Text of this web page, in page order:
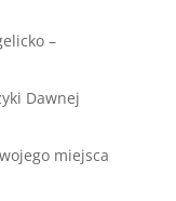
–
Dawnej
miejsca